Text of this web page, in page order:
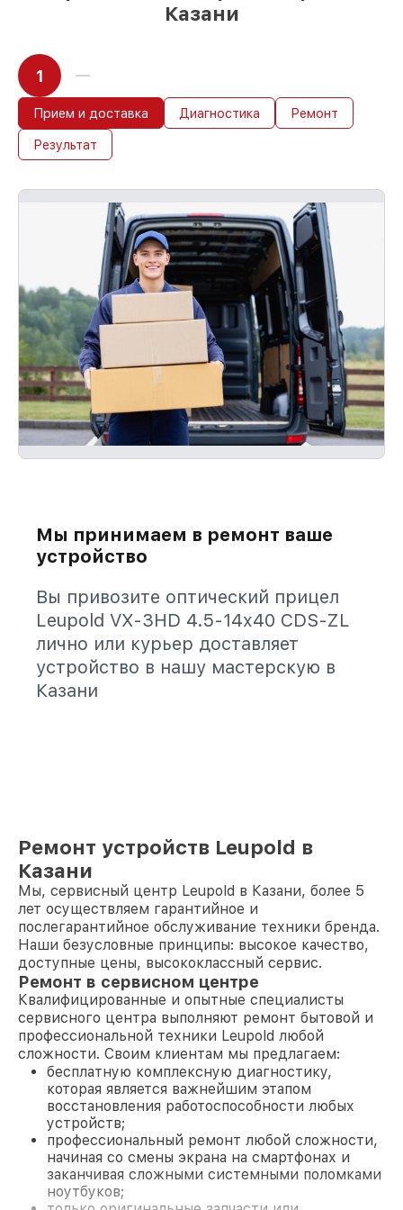
Казани
1
Прием и доставка Диагностика Ремонт
Результат
Мы принимаем в ремонт ваше
устройство
Вы привозите оптический прицел
Leupold VX-3HD 4.5-14x40 CDS-ZL
лично или курьер доставляет
устройство в нашу мастерскую в
Казани
Ремонт устройств Leupold в
Казани
Мы, сервисный центр Leupold в Казани, более 5
лет осуществляем гарантийное и
послегарантийное обслуживание техники бренда.
Наши безусловные принципы: высокое качество,
доступные цены, высококлассный сервис.
Ремонт в сервисном центре
Квалифицированные и опытные специалисты
сервисного центра выполняют ремонт бытовой и
профессиональной техники Leupold любой
сложности. Своим клиентам мы предлагаем:
бесплатную комплексную диагностику,
которая является важнейшим этапом
восстановления работоспособности любых
устройств;
профессиональный ремонт любой сложности,
начиная со смены экрана на смартфонах и
заканчивая сложными системными поломками
ноутбуков;